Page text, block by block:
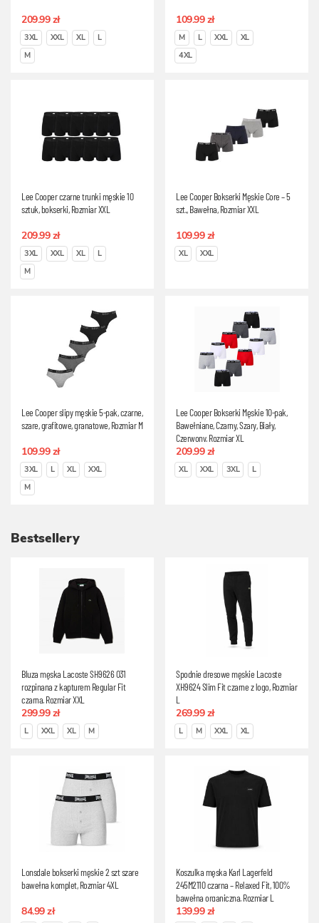
209.99 zł
3XL XXL XL
L
M
109.99 zł
M L XXL
XL
4XL
Lee Cooper czarne trunki męskie 10
sztuk, bokserki, Rozmiar XXL
209.99 zł
3XL XXL XL
L
M
Lee Cooper Bokserki Męskie Core – 5
szt., Bawełna, Rozmiar XXL
109.99 zł
XL XXL
Lee Cooper slipy męskie 5-pak, czarne,
szare, grafitowe, granatowe, Rozmiar M
109.99 zł
3XL L XL
XXL
M
Lee Cooper Bokserki Męskie 10-pak,
Bawełniane, Czarny, Szary, Biały,
Czerwony, Rozmiar XL
209.99 zł
XL XXL 3XL L
Bestsellery
Bluza męska Lacoste SH9626 031
rozpinana z kapturem Regular Fit
czarna, Rozmiar XXL
299.99 zł
L XXL XL M
Spodnie dresowe męskie Lacoste
XH9624 Slim Fit czarne z logo, Rozmiar
L
269.99 zł
L M XXL XL
Lonsdale bokserki męskie 2 szt szare
bawełna komplet, Rozmiar 4XL
84.99 zł
Koszulka męska Karl Lagerfeld
245M2110 czarna – Relaxed Fit, 100%
bawełna organiczna, Rozmiar L
139.99 zł